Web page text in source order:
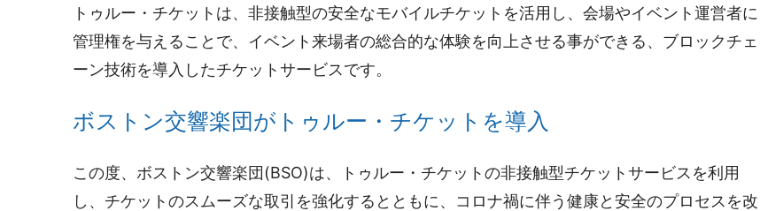
トゥルー・チケットは、非接触型の安全なモバイルチケットを活用し、会場やイベント運営者に
管理権を与えることで、イベント来場者の総合的な体験を向上させる事ができる、ブロックチェ
ーン技術を導入したチケットサービスです。
ボストン交響楽団がトゥルー・チケットを導入
この度、ボストン交響楽団(BSO)は、トゥルー・チケットの非接触型チケットサービスを利用
し、チケットのスムーズな取引を強化するとともに、コロナ禍に伴う健康と安全のプロセスを改